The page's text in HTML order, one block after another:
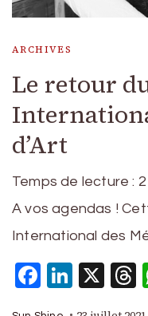
ARCHIVES
Le retour
d’Art
Temps de lecture : 2
A vos agendas !
International des
X